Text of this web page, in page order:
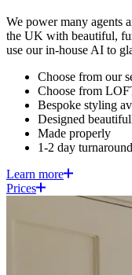
We power many agents
the UK with beautiful,
use our in-house AI to glaze our imagery for photo-realism.
Choose from our sets​​​​‌
Choose from LOFT​​​​‌
Bespoke styling available​​​​‌
Designed beautifully​​​​‌
Made properly​​​​‌ ‍ ​‍​‍‌‍ ‌ ​‍‌‍‍‌‌‍‌ ‌‍‍‌‌‍ ‍​‍​‍​ ‍‍​‍​‍‌ ​ ‌‍​‌‌‍ ‍‌‍‍‌‌ ‌​‌ ‍‌​‍ ‍‌‍‍‌‌‍ ​‍​‍​‍ ​​‍​‍‌‍‍​‌ ​‍‌‍‌‌‌‍‌‍​‍​‍​ ‍‍​‍​‍​‍ ‌‍​‌‌‍‌​‌‍ ‌‌‍‍‌‌‍ ‍​‍ ‌‍‍‌‌‍ ‍‌ ‌​‌‍‌‌‌‍ ‍‌ ‌​​‍ ‌‍‌‌‌‍‌​‌‍‍‌‌ ‌​​‍ ‌‍ ‌‌‍ ‌‍‌​‌‍‌‌​ ‌‌ ​​‌ ​‍‌‍‌‌‌ ​ ‌‍‌‌‌‍ ‍‌ ‌​‌‍​‌‌ ‌​‌‍‍‌‌‍ ‌‍ ‍​ ‍ ‌‍‍‌‌‍‌​​ ‌‌‍‍​‌‍ ‌‍ ‌‌‍‌‌​ ‍ ‌ ‌​‌ ‍‌‌ ​​‌‍‌‌​ ‌‌‍‍​‌‍ ‌‍ ‌‌‍‌‌​ ‍ ‌ ​​‌‍​‌‌ ‌​‌‍‍​​ ‌‌‍​ ‌‍ ‌‍ ‍‌ ‌​‌‍‌‌‌‍ ‍‌ ‌​​‍‌‌​ ‌‌‌​​‍‌‌ ‌‍‍ ‌‍‌‌‌ ‍‌​‍‌‌​ ​ ‌​‌​​‍‌‌​ ​ ‌​‌​​‍‌‌​ ​‍​ ​‍​ ​​‌‍‌‍​ ‌‌‌‍‌​​ ‍​​ ​​‌‍​‍​ ‌‍‌‍‌‍​ ‌‍​ ‌‍​ ​‌​‍‌‌​ ​‍​ ​‍​‍‌‌​ ‌‌‌​‌​​‍ ‍‌‍ ​‌‍‍‌‌ ​ ‌ ‌​​‍‌‌​ ‌‌‌​​‍‌‌ ‌‍‍ ‌‍‌‌‌ ‍‌​‍‌‌​ ​ ‌​‌​​‍‌‌​ ​ ‌​‌​​‍‌‌​ ​‍​ ​‍‌‍​ ​ ​‌​ ​ ‌‍​‍​ ​‍​ ‌​​ ‌‌​ ​​​ ‌‌​ ​​​ ​​‌‍‌‍​‍‌‌​ ​‍​ ​‍​‍‌‌​ ‌‌‌​‌​​‍ ‍‌ ​ ‌ ‌‌‌‍​‍‌ ‌​‌‍‍‌‌ ‌​‌‍ ​‌‍‌‌​‍‌‌​ ‌‌‌​​‍‌‌ ‌‍‍ ‌‍‌‌‌ ‍‌​‍‌‌​ ​ ‌​‌​​‍‌‌​ ​ ‌​‌​​‍‌‌​ ​‍​ ​‍‌‍‌​​ ‍‌​ ‌​‌‍​ ​ ‌‌​ ​‌​ ‌ ​ ‌‌​ ​‍​ ​ ‌‍‌‍​ ​​​‍‌‌​ ​‍​ ​‍​‍‌‌​ ‌‌‌​‌​​‍ ‍‌‍​ ‌‍‍​‌‍‍‌‌‍ ​‌‍‌​‌ ​‍‌‍‌‌‌‍ ‍​‍‌‌​ ‌‌‌​​‍‌‌ ‌‍‍ ‌‍‌‌‌ ‍‌​‍‌‌​ ​ ‌​‌​​‍‌‌​ ​ ‌​‌​​‍‌‌​ ​‍​ ​‍​ ‍‌​ ‌‌‌‍​‌​ ​​​ ‍‌​ ​‌​ ‌‍‌‍​‌​ ‌‍‌‍‌‍​ ‌‍‌‍‌‌​‍‌‌​ ​‍​ ​‍​‍‌‌​ ‌‌‌​‌​​‍ ‍‌ ‌​‌‍‌‌‌ ‍​‌ ‌​​ ‌‍​‍‌‍​‌‌ ​ ‌‍‌‌‌‌‌‌‌ ​‍‌‍ ​​ ‌​‍‌‌​ ​‍‌​‌‍‌‍​‌‌‍‌​‌‍ ‌‌‍‍‌‌‍ ‍​‍‌‍‌‍‍‌‌‍‌​​ ‌‌‍‍​‌‍ ‌‍ ‌‌‍‌‌​‍‌‍‌ ‌​‌ ‍‌‌ ​​‌‍‌‌​ ‌‌‍‍​‌‍ ‌‍ ‌‌‍‌‌​‍‌‍‌ ​​‌‍​‌‌ ‌​‌‍‍​​ ‌‌‍​ ‌‍ ‌‍ ‍‌ ‌​‌‍‌‌‌‍ ‍‌ ‌​​‍‌‌​ ‌‌‌​​‍‌‌ ‌‍‍ ‌‍‌‌‌ ‍‌​‍‌‌​ ​ ‌​‌​​‍‌‌​ ​ ‌​‌​​‍‌‌​ ​‍​ ​‍​ ​​‌‍‌‍​ ‌‌‌‍‌​​ ‍​​ ​​‌‍​‍​ ‌‍‌‍‌‍​ ‌‍​ ‌‍​ ​‌​‍‌‌​ ​‍​ ​‍​‍‌‌​ ‌‌‌​‌​​‍ ‍‌‍ ​‌‍‍‌‌ ​ ‌ ‌​​‍‌‌​ ‌‌‌​​‍‌‌ ‌‍‍ ‌‍‌‌‌ ‍‌​‍‌‌​ ​ ‌​‌​​‍‌‌​ ​ ‌​‌​​‍‌‌​ ​‍​ ​‍‌‍​ ​ ​‌​ ​ ‌‍​‍​ ​‍​ ‌​​ ‌‌​ ​​​ ‌‌​ ​​​ ​​‌‍‌‍​‍‌‌​ ​‍​ ​‍​‍‌‌​ ‌‌‌​‌​​‍ ‍‌ ​ ‌ ‌‌‌‍​‍‌ ‌​‌‍‍‌‌ ‌​‌‍ ​‌‍‌‌​‍‌‌​ ‌‌‌​​‍‌‌ ‌‍‍ ‌‍‌‌‌ ‍‌​‍‌‌​ ​ ‌​‌​​‍‌‌​ ​ ‌​‌​​‍‌‌​ ​‍​ ​‍‌‍‌​​ ‍‌​ ‌​‌‍​ ​ ‌‌​ ​‌​ ‌ ​ ‌‌​ ​‍​ ​ ‌‍‌‍​ ​​​‍‌‌​ ​‍​ ​‍​‍‌‌​ ‌‌‌​‌​​‍ ‍‌‍​ ‌‍‍​‌‍‍‌‌‍ ​‌‍‌​‌ ​‍‌‍‌‌‌‍ ‍​‍‌‌​ ‌‌‌​​‍‌‌ ‌‍‍ ‌‍‌‌‌ ‍‌​‍‌‌​ ​ ‌​‌​​‍‌‌​ ​ ‌​‌​​‍‌‌​ ​‍​ ​‍​ ‍‌​ ‌‌‌‍​‌​ ​​​ ‍‌​ ​‌​ ‌‍‌‍​‌​ ‌‍‌‍‌‍​ ‌‍‌‍‌‌​‍‌‌​ ​‍​ ​‍​‍‌‌​ ‌‌‌​‌​​‍ ‍‌ ‌​‌‍‌‌‌ ‍​‌ ‌​​‍‌‍‌ ​​‌‍‌‌‌ ​‍‌ ​ ‌ ​​‌‍‌‌‌‍​ ‌ ‌​‌‍‍‌‌ ‌‍‌‍‌‌​ ‌‌ ​​‌ ‌‌‌‍​‍‌‍ ​‌‍‍‌‌ ​ ‌‍‍​‌‍‌‌‌‍‌​​‍​‍‌ ‌
1-2 day turnaround​​​​‌ ‍ ​‍​‍‌‍ ‌ ​‍‌‍‍‌‌‍‌ ‌‍‍‌‌‍ ‍​‍​‍​ ‍‍​‍​‍‌ ​ ‌‍​‌‌‍ ‍‌‍‍‌‌ ‌​‌ ‍‌​‍ ‍‌‍‍‌‌‍ ​‍​‍​‍ ​​‍​‍‌‍‍​‌ ​‍‌‍‌‌‌‍‌‍​‍​‍​ ‍‍​‍​‍​‍ ‌‍​‌‌‍‌​‌‍ ‌‌‍‍‌‌‍ ‍​‍ ‌‍‍‌‌‍ ‍‌ ‌​‌‍‌‌‌‍ ‍‌ ‌​​‍ ‌‍‌‌‌‍‌​‌‍‍‌‌ ‌​​‍ ‌‍ ‌‌‍ ‌‍‌​‌‍‌‌​ ‌‌ ​​‌ ​‍‌‍‌‌‌ ​ ‌‍‌‌‌‍ ‍‌ ‌​‌‍​‌‌ ‌​‌‍‍‌‌‍ ‌‍ ‍​ ‍ ‌‍‍‌‌‍‌​​ ‌‌‍‍​‌‍ ‌‍ ‌‌‍‌‌​ ‍ ‌ ‌​‌ ‍‌‌ ​​‌‍‌‌​ ‌‌‍‍​‌‍ ‌‍ ‌‌‍‌‌​ ‍ ‌ ​​‌‍​‌‌ ‌​‌‍‍​​ ‌‌‍​ ‌‍ ‌‍ ‍‌ ‌​‌‍‌‌‌‍ ‍‌ ‌​​‍‌‌​ ‌‌‌​​‍‌‌ ‌‍‍ ‌‍‌‌‌ ‍‌​‍‌‌​ ​ ‌​‌​​‍‌‌​ ​ ‌​‌​​‍‌‌​ ​‍​ ​‍​ ​​‌‍‌‍​ ‌‌‌‍‌​​ ‍​​ ​​‌‍​‍​ ‌‍‌‍‌‍​ ‌‍​ ‌‍​ ​‌​‍‌‌​ ​‍​ ​‍​‍‌‌​ ‌‌‌​‌​​‍ ‍‌‍ ​‌‍‍‌‌ ​ ‌ ‌​​‍‌‌​ ‌‌‌​​‍‌‌ ‌‍‍ ‌‍‌‌‌ ‍‌​‍‌‌​ ​ ‌​‌​​‍‌‌​ ​ ‌​‌​​‍‌‌​ ​‍​ ​‍‌‍​ ​ ​‌​ ​ ‌‍​‍​ ​‍​ ‌​​ ‌‌​ ​​​ ‌‌​ ​​​ ​​‌‍‌‍​‍‌‌​ ​‍​ ​‍​‍‌‌​ ‌‌‌​‌​​‍ ‍‌ ​ ‌ ‌‌‌‍​‍‌ ‌​‌‍‍‌‌ ‌​‌‍ ​‌‍‌‌​‍‌‌​ ‌‌‌​​‍‌‌ ‌‍‍ ‌‍‌‌‌ ‍‌​‍‌‌​ ​ ‌​‌​​‍‌‌​ ​ ‌​‌​​‍‌‌​ ​‍​ ​‍​ ​‍​ ‍‌​ ​​​ ‌​​ ‌ ​ ​ ​ ​‍‌‍‌‌‌‍​‍‌‍​‍‌‍‌‌​ ​‌​‍‌‌​ ​‍​ ​‍​‍‌‌​ ‌‌‌​‌​​‍ ‍‌‍​ ‌‍‍​‌‍‍‌‌‍ ​‌‍‌​‌ ​‍‌‍‌‌‌‍ ‍​‍‌‌​ ‌‌‌​​‍‌‌ ‌‍‍ ‌‍‌‌‌ ‍‌​‍‌‌​ ​ ‌​‌​​‍‌‌​ ​ ‌​‌​​‍‌‌​ ​‍​ ​‍‌‍‌‍​ ​ ​ ‍‌​ ‌ ‌‍‌​​ ​​​ ​ ​ ‌​​ ‌‌​ ‌ ​ ‌​​ ​‍​‍‌‌​ ​‍​ ​‍​‍‌‌​ ‌‌‌​‌​​‍ ‍‌ ‌​‌‍‌‌‌ ‍​‌ ‌​​ ‌‍​‍‌‍​‌‌ ​ ‌‍‌‌‌‌‌‌‌ ​‍‌‍ ​​ ‌​‍‌‌​ ​‍‌​‌‍‌‍​‌‌‍‌​‌‍ ‌‌‍‍‌‌‍ ‍​‍‌‍‌‍‍‌‌‍‌​​ ‌‌‍‍​‌‍ ‌‍ ‌‌‍‌‌​‍‌‍‌ ‌​‌ ‍‌‌ ​​‌‍‌‌​ ‌‌‍‍​‌‍ ‌‍ ‌‌‍‌‌​‍‌‍‌ ​​‌‍​‌‌ ‌​‌‍‍​​ ‌‌‍​ ‌‍ ‌‍ ‍‌ ‌​‌‍‌‌‌‍ ‍‌ ‌​​‍‌‌​ ‌‌‌​​‍‌‌ ‌‍‍ ‌‍‌‌‌ ‍‌​‍‌‌​ ​ ‌​‌​​‍‌‌​ ​ ‌​‌​​‍‌‌​ ​‍​ ​‍​ ​​‌‍‌‍​ ‌‌‌‍‌​​ ‍​​ ​​‌‍​‍​ ‌‍‌‍‌‍​ ‌‍​ ‌‍​ ​‌​‍‌‌​ ​‍​ ​‍​‍‌‌​ ‌‌‌​‌​​‍ ‍‌‍ ​‌‍‍‌‌ ​ ‌ ‌​​‍‌‌​ ‌‌‌​​‍‌‌ ‌‍‍ ‌‍‌‌‌ ‍‌​‍‌‌​ ​ ‌​‌​​‍‌‌​ ​ ‌​‌​​‍‌‌​ ​‍​ ​‍‌‍​ ​ ​‌​ ​ ‌‍​‍​ ​‍​ ‌​​ ‌‌​ ​​​ ‌‌​ ​​​ ​​‌‍‌‍​‍‌‌​ ​‍​ ​‍​‍‌‌​ ‌‌‌​‌​​‍ ‍‌ ​ ‌ ‌‌‌‍​‍‌ ‌​‌‍‍‌‌ ‌​‌‍ ​‌‍‌‌​‍‌‌​ ‌‌‌​​‍‌‌ ‌‍‍ ‌‍‌‌‌ ‍‌​‍‌‌​ ​ ‌​‌​​‍‌‌​ ​ ‌​‌​​‍‌‌​ ​‍​ ​‍​ ​‍​ ‍‌​ ​​​ ‌​​ ‌ ​ ​ ​ ​‍‌‍‌‌‌‍​‍‌‍​‍‌‍‌‌​ ​‌​‍‌‌​ ​‍​ ​‍​‍‌‌​ ‌‌‌​‌​​‍ ‍‌‍​ ‌‍‍​‌‍‍‌‌‍ ​‌‍‌​‌ ​‍‌‍‌‌‌‍ ‍​‍‌‌​ ‌‌‌​​‍‌‌ ‌‍‍ ‌‍‌‌‌ ‍‌​‍‌‌​ ​ ‌​‌​​‍‌‌​ ​ ‌​‌​​‍‌‌​ ​‍​ ​‍‌‍‌‍​ ​ ​ ‍‌​ ‌ ‌‍‌​​ ​​​ ​ ​ ‌​​ ‌‌​ ‌ ​ ‌​​ ​‍​‍‌‌​ ​‍​ ​‍​‍‌‌​ ‌‌‌​‌​​‍ ‍‌ ‌​‌‍‌‌‌ ‍​‌ ‌​​‍‌‍‌ ​​‌‍‌‌‌ ​‍‌ ​ ‌ ​​‌‍‌‌‌‍​ ‌ ‌​‌‍‍‌‌ ‌‍‌‍‌‌​ ‌‌ ​​‌ ‌‌‌‍​‍‌‍ ​‌‍‍‌‌ ​ ‌‍‍​‌‍‌‌‌‍‌​​‍​‍‌ ‌
Learn more​​​​‌ ‍ ​‍​‍‌‍ ‌ ​‍‌‍‍‌‌‍‌ ‌‍‍‌‌‍ ‍​‍​‍​ ‍‍​‍​‍‌ ​ ‌‍​‌‌‍ ‍‌‍‍‌‌ ‌​‌ ‍‌​‍ ‍‌‍‍‌‌‍ ​‍​‍​‍ ​​‍​‍‌‍‍​‌ ​‍‌‍‌‌‌‍‌‍​‍​‍​ ‍‍​‍​‍​‍ ‌‍​‌‌‍‌​‌‍ ‌‌‍‍‌‌‍ ‍​‍ ‌‍‍‌‌‍ ‍‌ ‌​‌‍‌‌‌‍ ‍‌ ‌​​‍ ‌‍‌‌‌‍‌​‌‍‍‌‌ ‌​​‍ ‌‍ ‌‌‍ ‌‍‌​‌‍‌‌​ ‌‌ ​​‌ ​‍‌‍‌‌‌ ​ ‌‍‌‌‌‍ ‍‌ ‌​‌‍​‌‌ ‌​‌‍‍‌‌‍ ‌‍ ‍​ ‍ ‌‍‍‌‌‍‌​​ ‌‌‍‍​‌‍ ‌‍ ‌‌‍‌‌​ ‍ ‌ ‌​‌ ‍‌‌ ​​‌‍‌‌​ ‌‌‍‍​‌‍ ‌‍ ‌‌‍‌‌​ ‍ ‌ ​​‌‍​‌‌ ‌​‌‍‍​​ ‌‌‍​ ‌‍ ‌‍ ‍‌ ‌​‌‍‌‌‌‍ ‍‌ ‌​​‍‌‌​ ‌‌‌​​‍‌‌ ‌‍‍ ‌‍‌‌‌ ‍‌​‍‌‌​ ​ ‌​‌​​‍‌‌​ ​ ‌​‌​​‍‌‌​ ​‍​ ​‍​ ​​‌‍‌‍​ ‌‌‌‍‌​​ ‍​​ ​​‌‍​‍​ ‌‍‌‍‌‍​ ‌‍​ ‌‍​ ​‌​‍‌‌​ ​‍​ ​‍​‍‌‌​ ‌‌‌​‌​​‍ ‍‌‍ ​‌‍‍‌‌ ​ ‌ ‌​​‍‌‌​ ‌‌‌​​‍‌‌ ‌‍‍ ‌‍‌‌‌ ‍‌​‍‌‌​ ​ ‌​‌​​‍‌‌​ ​ ‌​‌​​‍‌‌​ ​‍​ ​‍‌‍​ ​ ​‌​ ​ ‌‍​‍​ ​‍​ ‌​​ ‌‌​ ​​​ ‌‌​ ​​​ ​​‌‍‌‍​‍‌‌​ ​‍​ ​‍​‍‌‌​ ‌‌‌​‌​​‍ ‍‌‍ ​‌‍‍‌‌‍ ‍‌‍‍ ‌ ​ ​‍‌‌​ ‌‌‌​​‍‌‌ ‌‍‍ ‌‍‌‌‌ ‍‌​‍‌‌​ ​ ‌​‌​​‍‌‌​ ​ ‌​‌​​‍‌‌​ ​‍​ ​‍​ ‌ ‌‍‌‍​ ​‌​ ​‍​ ‍‌‌‍‌‍​ ‌​‌‍‌‌​ ‌‌​ ‍​‌‍‌‍​ ‌‍​‍‌‌​ ​‍​ ​‍​‍‌‌​ ‌‌‌​‌​​‍ ‍‌‍ ​‌‍‍‌‌‍ ‍‌‍‍ ‌‌‌​‌‍‌‌‌ ‍​‌ ‌​​ ‌‍​‍‌‍​‌‌ ​ ‌‍‌‌‌‌‌‌‌ ​‍‌‍ ​​ ‌​‍‌‌​ ​‍‌​‌‍‌‍​‌‌‍‌​‌‍ ‌‌‍‍‌‌‍ ‍​‍‌‍‌‍‍‌‌‍‌​​ ‌‌‍‍​‌‍ ‌‍ ‌‌‍‌‌​‍‌‍‌ ‌​‌ ‍‌‌ ​​‌‍‌‌​ ‌‌‍‍​‌‍ ‌‍ ‌‌‍‌‌​‍‌‍‌ ​​‌‍​‌‌ ‌​‌‍‍​​ ‌‌‍​ ‌‍ ‌‍ ‍‌ ‌​‌‍‌‌‌‍ ‍‌ ‌​​‍‌‌​ ‌‌‌​​‍‌‌ ‌‍‍ ‌‍‌‌‌ ‍‌​‍‌‌​ ​ ‌​‌​​‍‌‌​ ​ ‌​‌​​‍‌‌​ ​‍​ ​‍​ ​​‌‍‌‍​ ‌‌‌‍‌​​ ‍​​ ​​‌‍​‍​ ‌‍‌‍‌‍​ ‌‍​ ‌‍​ ​‌​‍‌‌​ ​‍​ ​‍​‍‌‌​ ‌‌‌​‌​​‍ ‍‌‍ ​‌‍‍‌‌ ​ ‌ ‌​​‍‌‌​ ‌‌‌​​‍‌‌ ‌‍‍ ‌‍‌‌‌ ‍‌​‍‌‌​ ​ ‌​‌​​‍‌‌​ ​ ‌​‌​​‍‌‌​ ​‍​ ​‍‌‍​ ​ ​‌​ ​ ‌‍​‍​ ​‍​ ‌​​ ‌‌​ ​​​ ‌‌​ ​​​ ​​‌‍‌‍​‍‌‌​ ​‍​ ​‍​‍‌‌​ ‌‌‌​‌​​‍ ‍‌‍ ​‌‍‍‌‌‍ ‍‌‍‍ ‌ ​ ​‍‌‌​ ‌‌‌​​‍‌‌ ‌‍‍ ‌‍‌‌‌ ‍‌​‍‌‌​ ​ ‌​‌​​‍‌‌​ ​ ‌​‌​​‍‌‌​ ​‍​ ​‍​ ‌ ‌‍‌‍​ ​‌​ ​‍​ ‍‌‌‍‌‍​ ‌​‌‍‌‌​ ‌‌​ ‍​‌‍‌‍​ ‌‍​‍‌‌​ ​‍​ ​‍​‍‌‌​ ‌‌‌​‌​​‍ ‍‌‍ ​‌‍‍‌‌‍ ‍‌‍‍ ‌‌‌​‌‍‌‌‌ ‍​‌ ‌​​‍‌‍‌ ​​‌‍‌‌‌ ​‍‌ ​ ‌ ​​‌‍‌‌‌‍​ ‌ ‌​‌‍‍‌‌ ‌‍‌‍‌‌​ ‌‌ ​​‌ ‌‌‌‍​‍‌‍ ​‌‍‍‌‌ ​ ‌‍‍​‌‍‌‌‌‍‌​​‍​‍‌ ‌
Prices​​​​‌ ‍ ​‍​‍‌‍ ‌ ​‍‌‍‍‌‌‍‌ ‌‍‍‌‌‍ ‍​‍​‍​ ‍‍​‍​‍‌ ​ ‌‍​‌‌‍ ‍‌‍‍‌‌ ‌​‌ ‍‌​‍ ‍‌‍‍‌‌‍ ​‍​‍​‍ ​​‍​‍‌‍‍​‌ ​‍‌‍‌‌‌‍‌‍​‍​‍​ ‍‍​‍​‍​‍ ‌‍​‌‌‍‌​‌‍ ‌‌‍‍‌‌‍ ‍​‍ ‌‍‍‌‌‍ ‍‌ ‌​‌‍‌‌‌‍ ‍‌ ‌​​‍ ‌‍‌‌‌‍‌​‌‍‍‌‌ ‌​​‍ ‌‍ ‌‌‍ ‌‍‌​‌‍‌‌​ ‌‌ ​​‌ ​‍‌‍‌‌‌ ​ ‌‍‌‌‌‍ ‍‌ ‌​‌‍​‌‌ ‌​‌‍‍‌‌‍ ‌‍ ‍​ ‍ ‌‍‍‌‌‍‌​​ ‌‌‍‍​‌‍ ‌‍ ‌‌‍‌‌​ ‍ ‌ ‌​‌ ‍‌‌ ​​‌‍‌‌​ ‌‌‍‍​‌‍ ‌‍ ‌‌‍‌‌​ ‍ ‌ ​​‌‍​‌‌ ‌​‌‍‍​​ ‌‌‍​ ‌‍ ‌‍ ‍‌ ‌​‌‍‌‌‌‍ ‍‌ ‌​​‍‌‌​ ‌‌‌​​‍‌‌ ‌‍‍ ‌‍‌‌‌ ‍‌​‍‌‌​ ​ ‌​‌​​‍‌‌​ ​ ‌​‌​​‍‌‌​ ​‍​ ​‍​ ​​‌‍‌‍​ ‌‌‌‍‌​​ ‍​​ ​​‌‍​‍​ ‌‍‌‍‌‍​ ‌‍​ ‌‍​ ​‌​‍‌‌​ ​‍​ ​‍​‍‌‌​ ‌‌‌​‌​​‍ ‍‌‍ ​‌‍‍‌‌ ​ ‌ ‌​​‍‌‌​ ‌‌‌​​‍‌‌ ‌‍‍ ‌‍‌‌‌ ‍‌​‍‌‌​ ​ ‌​‌​​‍‌‌​ ​ ‌​‌​​‍‌‌​ ​‍​ ​‍‌‍​ ​ ​‌​ ​ ‌‍​‍​ ​‍​ ‌​​ ‌‌​ ​​​ ‌‌​ ​​​ ​​‌‍‌‍​‍‌‌​ ​‍​ ​‍​‍‌‌​ ‌‌‌​‌​​‍ ‍‌‍ ​‌‍‍‌‌‍ ‍‌‍‍ ‌ ​ ​‍‌‌​ ‌‌‌​​‍‌‌ ‌‍‍ ‌‍‌‌‌ ‍‌​‍‌‌​ ​ ‌​‌​​‍‌‌​ ​ ‌​‌​​‍‌‌​ ​‍​ ​‍​ ​‍‌‍​‍​ ‌‌​ ‌ ‌‍​‍​ ‌‌​ ‍​​ ‌‌​ ​‌‌‍​‌‌‍​‍‌‍​‌​‍‌‌​ ​‍​ ​‍​‍‌‌​ ‌‌‌​‌​​‍ ‍‌‍ ​‌‍‍‌‌‍ ‍‌‍‍ ‌‌‌​‌‍‌‌‌ ‍​‌ ‌​​ ‌‍​‍‌‍​‌‌ ​ ‌‍‌‌‌‌‌‌‌ ​‍‌‍ ​​ ‌​‍‌‌​ ​‍‌​‌‍‌‍​‌‌‍‌​‌‍ ‌‌‍‍‌‌‍ ‍​‍‌‍‌‍‍‌‌‍‌​​ ‌‌‍‍​‌‍ ‌‍ ‌‌‍‌‌​‍‌‍‌ ‌​‌ ‍‌‌ ​​‌‍‌‌​ ‌‌‍‍​‌‍ ‌‍ ‌‌‍‌‌​‍‌‍‌ ​​‌‍​‌‌ ‌​‌‍‍​​ ‌‌‍​ ‌‍ ‌‍ ‍‌ ‌​‌‍‌‌‌‍ ‍‌ ‌​​‍‌‌​ ‌‌‌​​‍‌‌ ‌‍‍ ‌‍‌‌‌ ‍‌​‍‌‌​ ​ ‌​‌​​‍‌‌​ ​ ‌​‌​​‍‌‌​ ​‍​ ​‍​ ​​‌‍‌‍​ ‌‌‌‍‌​​ ‍​​ ​​‌‍​‍​ ‌‍‌‍‌‍​ ‌‍​ ‌‍​ ​‌​‍‌‌​ ​‍​ ​‍​‍‌‌​ ‌‌‌​‌​​‍ ‍‌‍ ​‌‍‍‌‌ ​ ‌ ‌​​‍‌‌​ ‌‌‌​​‍‌‌ ‌‍‍ ‌‍‌‌‌ ‍‌​‍‌‌​ ​ ‌​‌​​‍‌‌​ ​ ‌​‌​​‍‌‌​ ​‍​ ​‍‌‍​ ​ ​‌​ ​ ‌‍​‍​ ​‍​ ‌​​ ‌‌​ ​​​ ‌‌​ ​​​ ​​‌‍‌‍​‍‌‌​ ​‍​ ​‍​‍‌‌​ ‌‌‌​‌​​‍ ‍‌‍ ​‌‍‍‌‌‍ ‍‌‍‍ ‌ ​ ​‍‌‌​ ‌‌‌​​‍‌‌ ‌‍‍ ‌‍‌‌‌ ‍‌​‍‌‌​ ​ ‌​‌​​‍‌‌​ ​ ‌​‌​​‍‌‌​ ​‍​ ​‍​ ​‍‌‍​‍​ ‌‌​ ‌ ‌‍​‍​ ‌‌​ ‍​​ ‌‌​ ​‌‌‍​‌‌‍​‍‌‍​‌​‍‌‌​ ​‍​ ​‍​‍‌‌​ ‌‌‌​‌​​‍ ‍‌‍ ​‌‍‍‌‌‍ ‍‌‍‍ ‌‌‌​‌‍‌‌‌ ‍​‌ ‌​​‍‌‍‌ ​​‌‍‌‌‌ ​‍‌ ​ ‌ ​​‌‍‌‌‌‍​ ‌ ‌​‌‍‍‌‌ ‌‍‌‍‌‌​ ‌‌ ​​‌ ‌‌‌‍​‍‌‍ ​‌‍‍‌‌ ​ ‌‍‍​‌‍‌‌‌‍‌​​‍​‍‌ ‌